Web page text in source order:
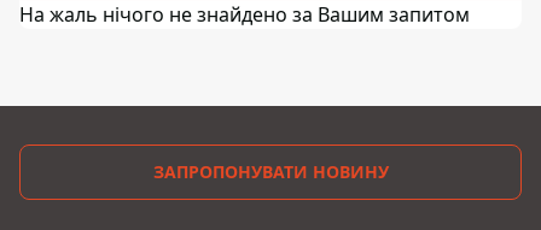
На жаль нічого не знайдено за Вашим запитом
ЗАПРОПОНУВАТИ НОВИНУ